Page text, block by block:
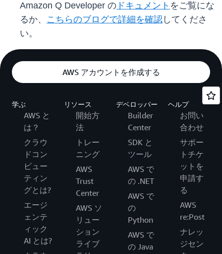
Amazon Q Developer の ドキュメント をご覧にな
るか、 こちらのブログで詳細を確認 してくださ
い。
AWS アカウントを作成する
学ぶ
AWS と
は？
クラウ
ドコン
ピュー
ティン
グとは?
エージ
ェンテ
ィック
AI とは?
リソース
開始方
法
トレー
ニング
AWS
Trust
Center
AWS ソ
リュー
ション
ライブ
デベロッパー
Builder
Center
SDK と
ツール
AWS で
の .NET
AWS で
の
Python
AWS で
の Java
ヘルプ
お問い
合わせ
サポー
トチケ
ットを
申請す
る
AWS
re:Post
ナレッ
ジセン